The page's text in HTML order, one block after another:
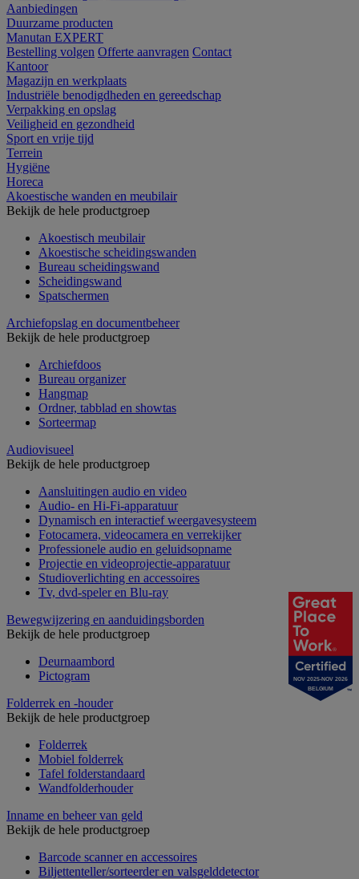
Aanbiedingen
Duurzame producten
Manutan EXPERT
Bestelling volgen Offerte aanvragen Contact
Kantoor
Magazijn en werkplaats
Industriële benodigdheden en gereedschap
Verpakking en opslag
Veiligheid en gezondheid
Sport en vrije tijd
Terrein
Hygiëne
Horeca
Akoestische wanden en meubilair
Bekijk de hele productgroep
Akoestisch meubilair
Akoestische scheidingswanden
Bureau scheidingswand
Scheidingswand
Spatschermen
Archiefopslag en documentbeheer
Bekijk de hele productgroep
Archiefdoos
Bureau organizer
Hangmap
Ordner, tabblad en showtas
Sorteermap
Audiovisueel
Bekijk de hele productgroep
Aansluitingen audio en video
Audio- en Hi-Fi-apparatuur
Dynamisch en interactief weergavesysteem
Fotocamera, videocamera en verrekijker
Professionele audio en geluidsopname
Projectie en videoprojectie-apparatuur
Studioverlichting en accessoires
Tv, dvd-speler en Blu-ray
Bewegwijzering en aanduidingsborden
Bekijk de hele productgroep
Deurnaambord
Pictogram
Folderrek en -houder
Bekijk de hele productgroep
Folderrek
Mobiel folderrek
Tafel folderstandaard
Wandfolderhouder
Inname en beheer van geld
Bekijk de hele productgroep
Barcode scanner en accessoires
Biljettenteller/sorteerder en valsgelddetector
NOV 2025-NOV 2026
BELGIUM